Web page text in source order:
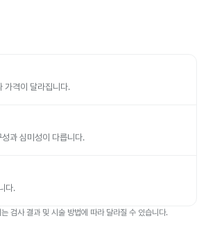
가격이 달라집니다.
과 심미성이 다릅니다.
다.
검사 결과 및 시술 방법에 따라 달라질 수 있습니다.